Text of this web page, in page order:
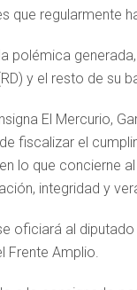
que regularmente
polémica
y el resto de su
El Mercurio,
fiscalizar el
lo que concierne
integridad y
oficiará al
Frente Amplio.